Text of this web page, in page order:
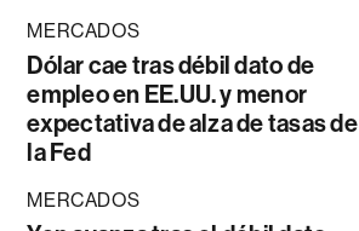
MERCADOS
Dólar cae tras débil dato de
empleo en EE.UU. y menor
expectativa de alza de tasas de
la Fed
MERCADOS